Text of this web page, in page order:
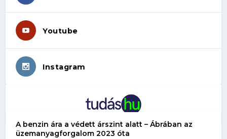
Youtube
Instagram
A benzin ára a védett árszint alatt – Ábrában az
üzemanyagforgalom 2023 óta